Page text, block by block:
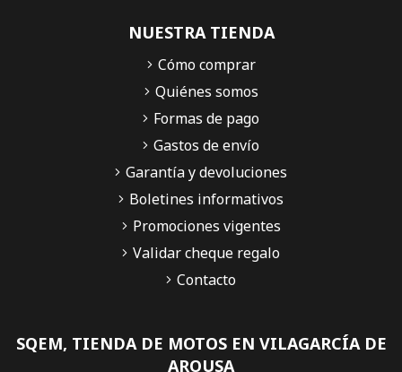
SQEM, TIENDA DE MOTOS EN VILAGARCÍA DE
AROUSA
NUESTRA TIENDA
Cómo comprar
Quiénes somos
Formas de pago
Gastos de envío
Garantía y devoluciones
Boletines informativos
Promociones vigentes
Validar cheque regalo
Contacto